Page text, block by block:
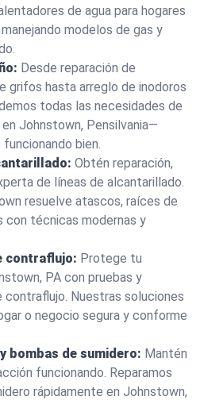
de agua para hogares
modelos de gas y
Desde reparación de
grifos hasta arreglo de inodoros
todas las necesidades de
Johnstown, Pensilvania—
bien.
Obtén reparación,
de líneas de alcantarillado.
resuelve atascos, raíces de
con técnicas modernas y
contraflujo: Protege tu
PA con pruebas y
Nuestras soluciones
o negocio segura y conforme
bombas de sumidero: Mantén
funcionando. Reparamos
rápidamente en Johnstown,